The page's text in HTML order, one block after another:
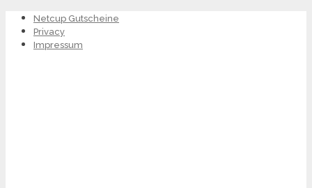
Netcup Gutscheine
Privacy
Impressum